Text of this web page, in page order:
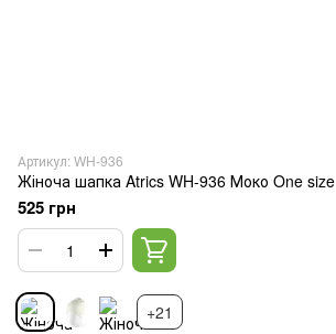
Артикул: WH-936
Жіноча шапка Atrics WH-936 Моко One size
525 грн
+21